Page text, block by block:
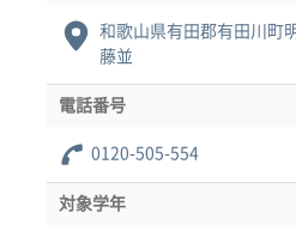
和歌山県有田郡有田川町
藤並
電話番号
0120-505-554
対象学年